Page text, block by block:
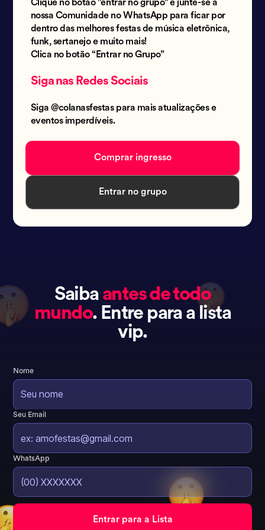
Clique no botão "entrar no grupo" e junte-se à
nossa Comunidade no WhatsApp para ficar por
dentro das melhores festas de música eletrônica,
funk, sertanejo e muito mais!
Clica no botão “Entrar no Grupo”
Siga nas Redes Sociais
Siga @colanasfestas para mais atualizações e
eventos imperdíveis.
Comprar ingresso
Entrar no grupo
Saiba antes de todo
mundo. Entre para a lista
vip.
Nome
Seu Email
WhatsApp